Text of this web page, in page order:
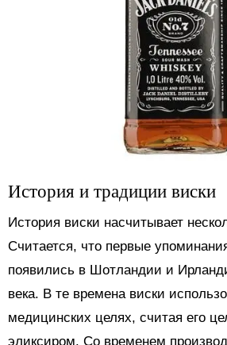
История и традиции виски
История виски насчитывает
Считается, что первые
появились в Шотландии и
века. В те времена виски
медицинских целях, считая его
эликсиром. Со временем